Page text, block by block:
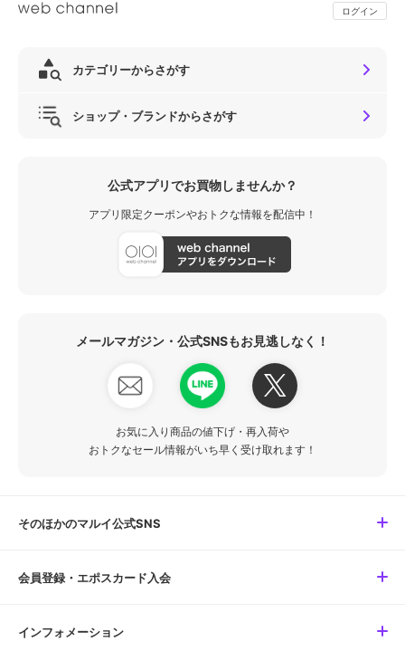
ログイン
カテゴリーからさがす
ショップ・ブランドからさがす
公式アプリでお買物しませんか？
アプリ限定クーポンやおトクな情報を配信中！
メールマガジン・公式SNSもお見逃しなく！
お気に入り商品の値下げ・再入荷や
おトクなセール情報がいち早く受け取れます！
そのほかのマルイ公式SNS
会員登録・エポスカード入会
インフォメーション